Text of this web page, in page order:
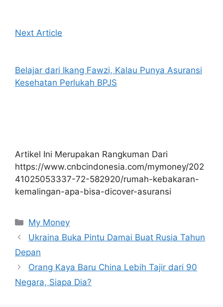
Next Article
Belajar dari Ikang Fawzi, Kalau Punya Asuransi
Kesehatan Perlukah BPJS
Artikel Ini Merupakan Rangkuman Dari
https://www.cnbcindonesia.com/mymoney/202
41025053337-72-582920/rumah-kebakaran-
kemalingan-apa-bisa-dicover-asuransi
Kategori
My Money
Ukraina Buka Pintu Damai Buat Rusia Tahun
Depan
Orang Kaya Baru China Lebih Tajir dari 90
Negara, Siapa Dia?